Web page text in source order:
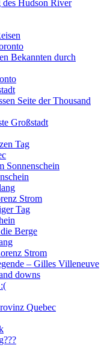
Hudson River
Bekannten durch
Seite der Thousand
Großstadt
Tag
Sonnenschein
Strom
Tag
Berge
Strom
– Gilles Villeneuve
downs
Quebec